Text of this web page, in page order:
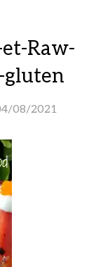
Raw-
gluten
08/2021